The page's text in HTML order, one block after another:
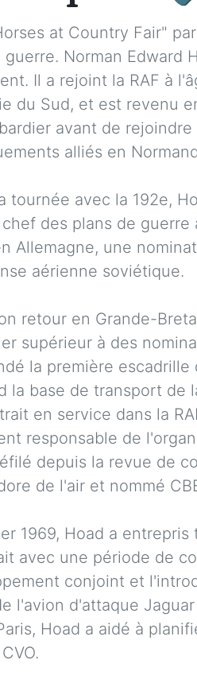
at Country Fair"
guerre. Norman Edward
Il a rejoint la RAF à
du Sud, et est revenu
avant de
alliés en
tournée avec la 192e,
des plans de
Allemagne, une
aérienne soviétique.
retour en Grande-
supérieur à des
la première
la base de transport de
en service dans la
responsable de
depuis la revue de
de l'air et nommé
1969, Hoad a
avec une période de
conjoint et
l'avion d'attaque
Hoad a aidé à